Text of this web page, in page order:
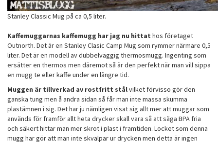
Stanley Classic Mug på ca 0,5 liter.
Kaffemuggarnas kaffemugg har jag nu hittat hos företaget
Outnorth. Det är en Stanley Clasic Camp Mug som rymmer närmare 0,5
liter. Det är en modell av dubbelväggig thermosmugg. Ingenting som
ersätter en thermos men däremot så är den perfekt när man vill sippa
en mugg te eller kaffe under en längre tid.
Muggen är tillverkad av rostfritt stålvilket förvisso gör den
ganska tung men å andra sidan så får man inte massa skumma
plastämnen i sig. Det har ju nämligen visat sig allt mer att muggar som
används för framför allt heta drycker skall vara så att säga BPA fria
och säkert hittar man mer skrot i plast i framtiden. Locket som denna
mugg har gör att man inte skvalpar ur drycken men detta är ingen